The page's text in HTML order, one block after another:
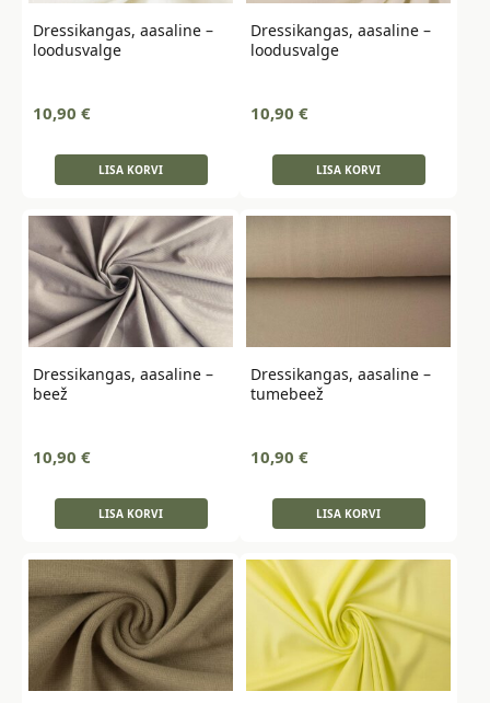
Dressikangas, aasaline –
loodusvalge
10,90 €
LISA KORVI
Dressikangas, aasaline –
loodusvalge
10,90 €
LISA KORVI
Dressikangas, aasaline –
beež
10,90 €
LISA KORVI
Dressikangas, aasaline –
tumebeež
10,90 €
LISA KORVI